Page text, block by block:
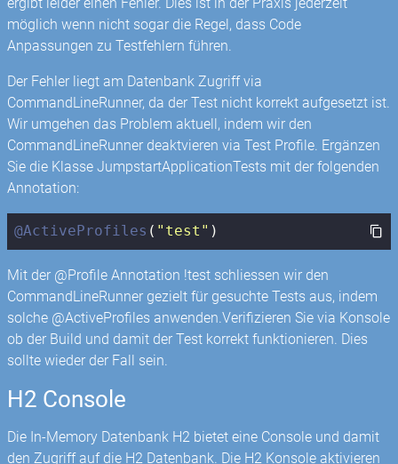
möglich wenn nicht sogar die Regel, dass Code
Anpassungen zu Testfehlern führen.
Der Fehler liegt am Datenbank Zugriff via
CommandLineRunner, da der Test nicht korrekt aufgesetzt ist.
Wir umgehen das Problem aktuell, indem wir den
CommandLineRunner deaktvieren via Test Profile. Ergänzen
Sie die Klasse JumpstartApplicationTests mit der folgenden
Annotation:
@ActiveProfiles ( "test" )
Mit der @Profile Annotation !test schliessen wir den
CommandLineRunner gezielt für gesuchte Tests aus, indem
solche @ActiveProfiles anwenden.Verifizieren Sie via Konsole
ob der Build und damit der Test korrekt funktionieren. Dies
sollte wieder der Fall sein.
H2 Console
Die In-Memory Datenbank H2 bietet eine Console und damit
den Zugriff auf die H2 Datenbank. Die H2 Konsole aktivieren